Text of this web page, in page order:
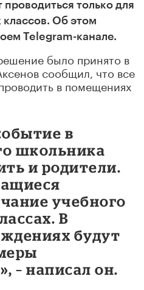
только для
классов. Об этом
Telegram-канале.
было принято в
сообщил, что все
в помещениях
в
школьника
и родители.
учебного
В
будут
– написал он.